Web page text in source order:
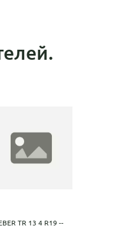
TR 13 4 R19 --